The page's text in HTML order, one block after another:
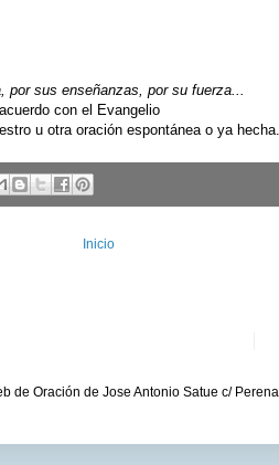
sus enseñanzas, por su fuerza...
con el Evangelio
u otra oración espontánea o ya hecha.
Inicio
de Oración de Jose Antonio Satue c/